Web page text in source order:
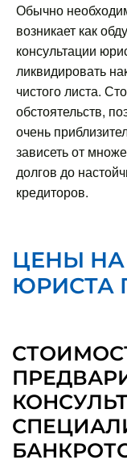
Обычно
возникает как
консультации
ликвидировать
чистого листа.
обстоятельств,
очень
зависеть от
долгов до
кредиторов.
ЦЕНЫ
ЮРИСТА